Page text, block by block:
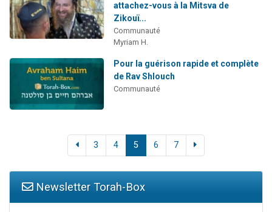
attachez-vous à la Mitsva de
Zikouï...
Communauté
Myriam H.
Pour la guérison rapide et complète
de Rav Shlouch
Communauté
3 4 5 6 7
Newsletter Torah-Box